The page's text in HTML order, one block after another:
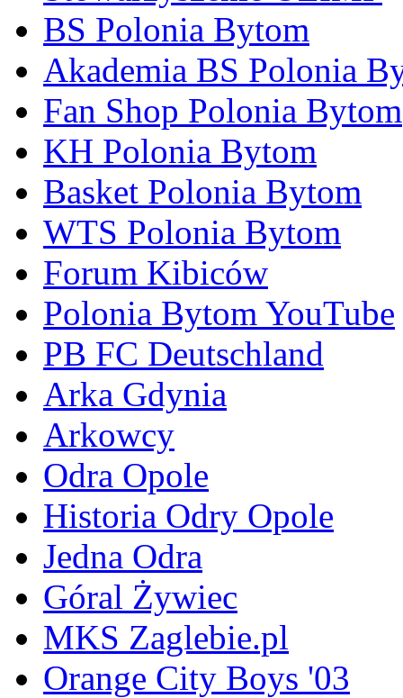
BS Polonia Bytom
Akademia BS Polonia
Fan Shop Polonia Bytom
KH Polonia Bytom
Basket Polonia Bytom
WTS Polonia Bytom
Forum Kibiców
Polonia Bytom YouTube
PB FC Deutschland
Arka Gdynia
Arkowcy
Odra Opole
Historia Odry Opole
Jedna Odra
Góral Żywiec
MKS Zaglebie.pl
Orange City Boys '03